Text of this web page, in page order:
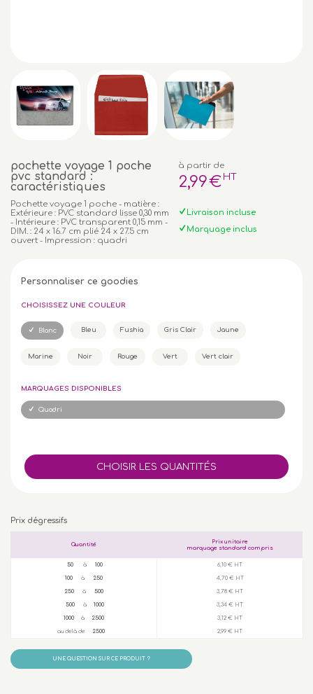
pochette voyage 1 poche
pvc standard :
caractéristiques
Pochette voyage 1 poche - matière :
Extérieure : PVC standard lisse 0,30 mm
- Intérieure : PVC transparent 0,15 mm -
DIM. : 24 x 16.7 cm plié 24 x 27.5 cm
ouvert - Impression : quadri
à partir de
2,99€ HT
Livraison incluse
Marquage inclus
Personnaliser ce goodies
CHOISISSEZ UNE COULEUR
Blanc Bleu Fushia Gris Clair Jaune
Marine Noir Rouge Vert Vert clair
MARQUAGES DISPONIBLES
Quadri
Prix dégressifs
Quantité
Prix unitaire
marquage standard compris
50à 100 6,10 € HT
100 à 250 4,70 € HT
250 à 500 3,78 € HT
500à 1000 3,34 € HT
1000 à 2500 3,12 € HT
au delà de 2500 2,99 € HT
UNE QUESTION SUR CE PRODUIT ?